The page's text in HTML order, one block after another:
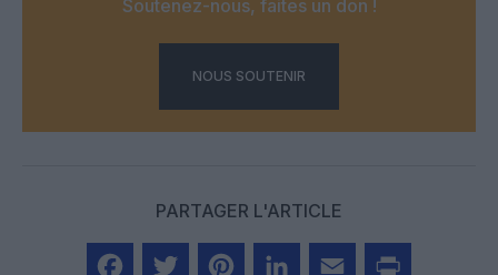
Soutenez-nous, faites un don !
NOUS SOUTENIR
PARTAGER L'ARTICLE